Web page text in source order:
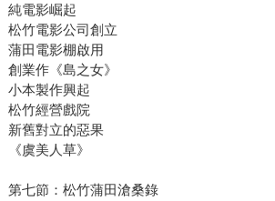
純電影崛起
松竹電影公司創立
蒲田電影棚啟用
創業作《島之女》
小本製作興起
松竹經營戲院
新舊對立的惡果
《虞美人草》
第七節：松竹蒲田滄桑錄